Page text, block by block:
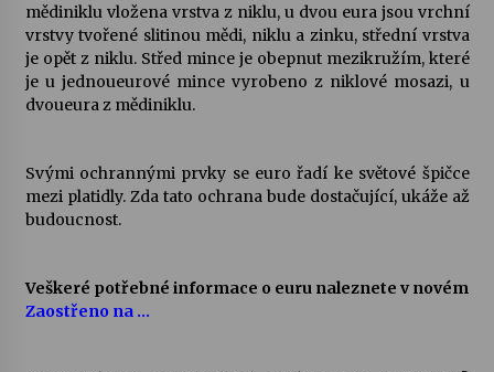
mědiniklu vložena vrstva z niklu, u dvou eura jsou vrchní
vrstvy tvořené slitinou mědi, niklu a zinku, střední vrstva
je opět z niklu. Střed mince je obepnut mezikružím, které
je u jednoueurové mince vyrobeno z niklové mosazi, u
dvoueura z mědiniklu.
Svými ochrannými prvky se euro řadí ke světové špičce
mezi platidly. Zda tato ochrana bude dostačující, ukáže až
budoucnost.
Veškeré potřebné informace o euru naleznete v novém
Zaostřeno na …